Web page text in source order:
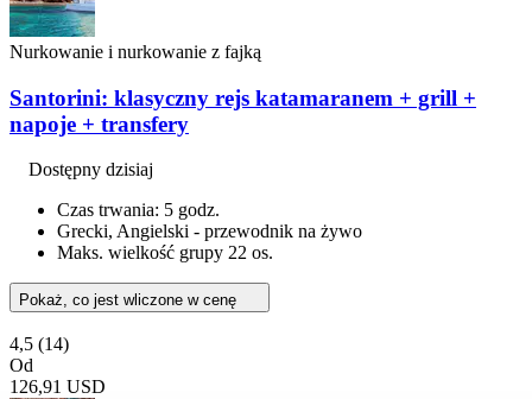
Nurkowanie i nurkowanie z fajką
Santorini: klasyczny rejs katamaranem + grill +
napoje + transfery
Dostępny dzisiaj
Czas trwania: 5 godz.
Grecki, Angielski - przewodnik na żywo
Maks. wielkość grupy 22 os.
Pokaż, co jest wliczone w cenę
4,5 (14)
Od
126,91 USD